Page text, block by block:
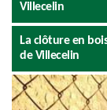
Villecelin
La clôture en
de Villecelin